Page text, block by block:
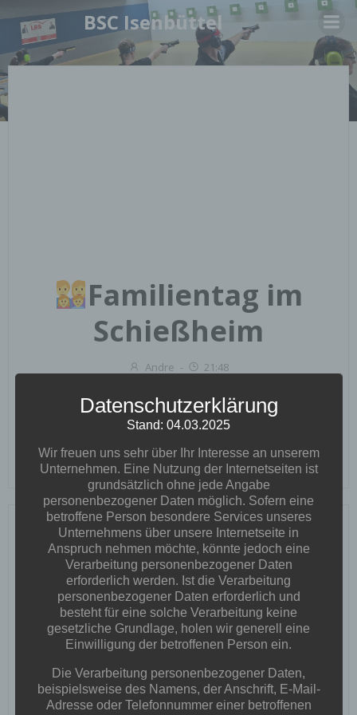
Springe
zum
Inhalt
BSC Isenbüttel
Familientag im
Schießheim
Andre - 21:48
Ein kunterbunter Samstagnachmittag
sich gestern im Isenbütteler Schießheim:Spiel und
Spaß für die ganze Familie – ein […]
READ MORE
Datenschutzerklärung
Stand: 04.03.2025
Wir freuen uns sehr über Ihr Interesse an unserem
Unternehmen. Eine Nutzung der Internetseiten ist
grundsätzlich ohne jede Angabe
personenbezogener Daten möglich. Sofern eine
betroffene Person besondere Services unseres
Unternehmens über unsere Internetseite in
Anspruch nehmen möchte, könnte jedoch eine
Verarbeitung personenbezogener Daten
erforderlich werden. Ist die Verarbeitung
personenbezogener Daten erforderlich und
besteht für eine solche Verarbeitung keine
gesetzliche Grundlage, holen wir generell eine
Einwilligung der betroffenen Person ein.
Die Verarbeitung personenbezogener Daten,
beispielsweise des Namens, der Anschrift, E-Mail-
Adresse oder Telefonnummer einer betroffenen